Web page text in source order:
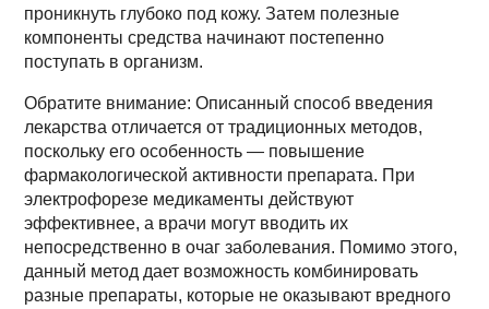
проникнуть глубоко под кожу. Затем полезные
компоненты средства начинают постепенно
поступать в организм.
Обратите внимание: Описанный способ введения
лекарства отличается от традиционных методов,
поскольку его особенность — повышение
фармакологической активности препарата. При
электрофорезе медикаменты действуют
эффективнее, а врачи могут вводить их
непосредственно в очаг заболевания. Помимо этого,
данный метод дает возможность комбинировать
разные препараты, которые не оказывают вредного